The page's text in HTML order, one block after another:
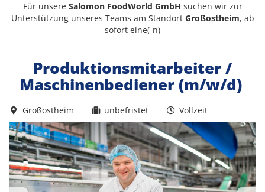
Für unsere Salomon FoodWorld GmbH suchen wir zur
Unterstützung unseres Teams am Standort Großostheim, ab
sofort eine(-n)
Produktionsmitarbeiter /
Maschinenbediener (m/w/d)
Großostheim unbefristet Vollzeit